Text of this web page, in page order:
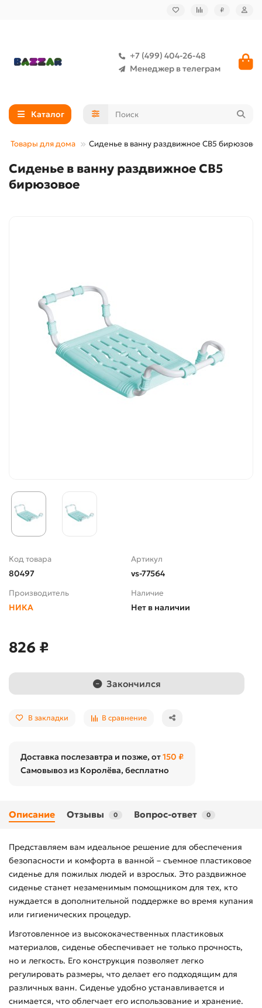
₽
+7 (499) 404-26-48
Менеджер в телеграм
Каталог
Товары для дома Сиденье в ванну раздвижное СВ5 бирюзовое
Сиденье в ванну раздвижное СВ5
бирюзовое
Код товара
80497
Артикул
vs-77564
Производитель
НИКА
Наличие
Нет в наличии
826 ₽
Закончился
В закладки В сравнение
Доставка послезавтра и позже, от150 ₽
Самовывоз из Королёва, бесплатно
Описание Отзывы 0 Вопрос-ответ 0
Представляем вам идеальное решение для обеспечения
безопасности и комфорта в ванной – съемное пластиковое
сиденье для пожилых людей и взрослых. Это раздвижное
сиденье станет незаменимым помощником для тех, кто
нуждается в дополнительной поддержке во время купания
или гигиенических процедур.
Изготовленное из высококачественных пластиковых
материалов, сиденье обеспечивает не только прочность,
но и легкость. Его конструкция позволяет легко
регулировать размеры, что делает его подходящим для
различных ванн. Сиденье удобно устанавливается и
снимается, что облегчает его использование и хранение.